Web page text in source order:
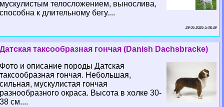
мускулистым телосложением, вынослива,
способна к длительному бегу....
29 06 2026 5:48:39
Датская таксообразная гончая (Danish Dachsbracke)
Фото и описание породы Датская
таксообразная гончая. Небольшая,
сильная, мускулистая гончая
разнообразного окраса. Высота в холке 30-
38 см....